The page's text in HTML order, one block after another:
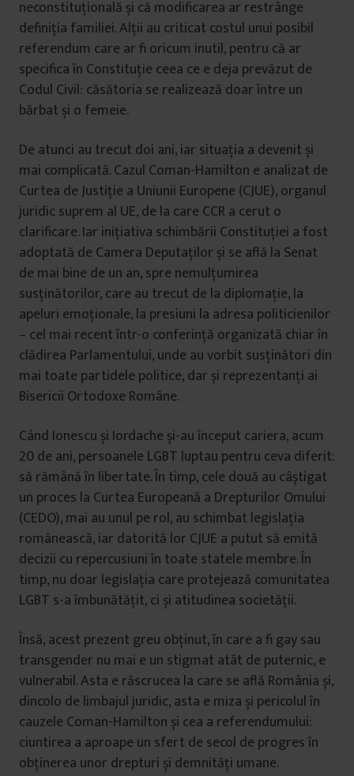
neconstituțională și că modificarea ar restrânge
definiția familiei. Alții au criticat costul unui posibil
referendum care ar fi oricum inutil, pentru că ar
specifica în Constituție ceea ce e deja prevăzut de
Codul Civil: căsătoria se realizează doar între un
bărbat și o femeie.
De atunci au trecut doi ani, iar situația a devenit și
mai complicată. Cazul Coman-Hamilton e analizat de
Curtea de Justiție a Uniunii Europene (CJUE), organul
juridic suprem al UE, de la care CCR a cerut o
clarificare. Iar inițiativa schimbării Constituției a fost
adoptată de Camera Deputaților și se află la Senat
de mai bine de un an, spre nemulțumirea
susținătorilor, care au trecut de la diplomație, la
apeluri emoționale, la presiuni la adresa politicienilor
– cel mai recent într-o conferință organizată chiar în
clădirea Parlamentului, unde au vorbit susținători din
mai toate partidele politice, dar și reprezentanți ai
Bisericii Ortodoxe Române.
Când Ionescu și Iordache și-au început cariera, acum
20 de ani, persoanele LGBT luptau pentru ceva diferit:
să rămână în libertate. În timp, cele două au câștigat
un proces la Curtea Europeană a Drepturilor Omului
(CEDO), mai au unul pe rol, au schimbat legislația
românească, iar datorită lor CJUE a putut să emită
decizii cu repercusiuni în toate statele membre. În
timp, nu doar legislația care protejează comunitatea
LGBT s-a îmbunătățit, ci și atitudinea societății.
Însă, acest prezent greu obținut, în care a fi gay sau
transgender nu mai e un stigmat atât de puternic, e
vulnerabil. Asta e răscrucea la care se află România și,
dincolo de limbajul juridic, asta e miza și pericolul în
cauzele Coman-Hamilton și cea a referendumului:
ciuntirea a aproape un sfert de secol de progres în
obținerea unor drepturi și demnități umane.